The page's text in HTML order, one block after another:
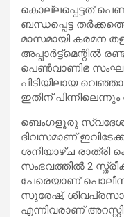
കൊല്ലപ്പെട്ടത്
ബന്ധപ്പെട്ട
മാസമായി കരമന
അപ്പാർട്ട്മെന്റിൽ
പെൺവാണിഭ സംഘം
പിടിയിലായ
ഇതിന്
ബെംഗളൂരു
ദിവസമാണ്
ശനിയാഴ്ച രാത്രി
സംഭവത്തിൽ 2
പേരെയാണ് പൊലീസ്
സുരേഷ്,
എന്നിവരാണ്